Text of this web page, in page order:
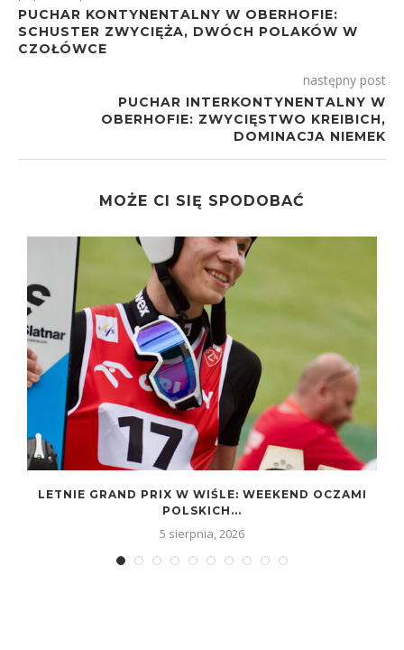
PUCHAR KONTYNENTALNY W OBERHOFIE:
SCHUSTER ZWYCIĘŻA, DWÓCH POLAKÓW W
CZOŁÓWCE
następny post
PUCHAR INTERKONTYNENTALNY W
OBERHOFIE: ZWYCIĘSTWO KREIBICH,
DOMINACJA NIEMEK
MOŻE CI SIĘ SPODOBAĆ
LETNIE GRAND PRIX W WIŚLE: WEEKEND OCZAMI
POLSKICH...
5 sierpnia, 2026